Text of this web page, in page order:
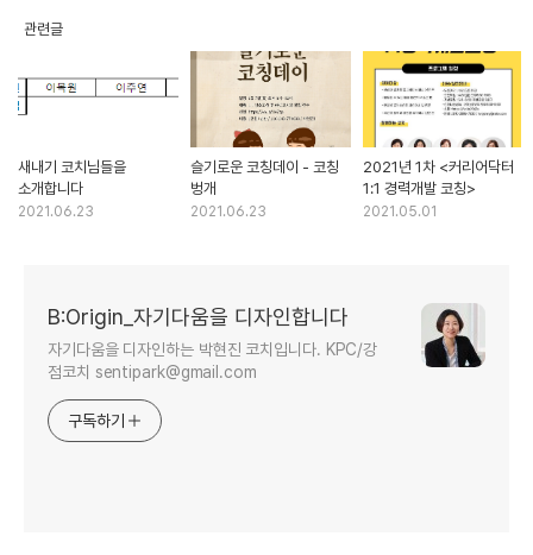
관련글
새내기 코치님들을
소개합니다
2021.06.23
슬기로운 코칭데이 - 코칭
벙개
2021.06.23
2021년 1차 <커리어닥터
1:1 경력개발 코칭>
2021.05.01
B:Origin_자기다움을 디자인합니다
자기다움을 디자인하는 박현진 코치입니다. KPC/강
점코치 sentipark@gmail.com
구독하기